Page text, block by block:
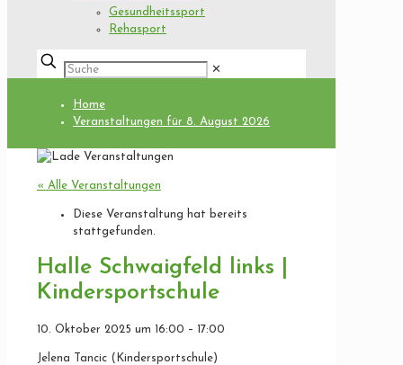
Gesundheitssport
Rehasport
✕
Home
Veranstaltungen für 8. August 2026
« Alle Veranstaltungen
Diese Veranstaltung hat bereits
stattgefunden.
Halle Schwaigfeld links |
Kindersportschule
10. Oktober 2025 um 16:00 – 17:00
Jelena Tancic (Kindersportschule)